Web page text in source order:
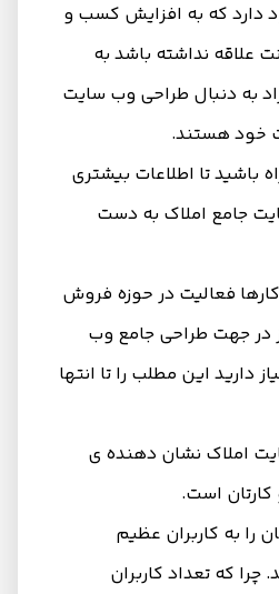
دارد که به افزایش کسب و
علاقه نداشته باشد به
به دنبال طراحی وب سایت
خود هستند.
باشید تا اطلاعات بیشتری
جامع املاک به دست
فعالیت در حوزه فروش
در جهت طراحی جامع وب
دارید این مطلب را تا انتها
املاک نشان دهنده ی
است.
به کاربران عظیم
که تعداد کاربران